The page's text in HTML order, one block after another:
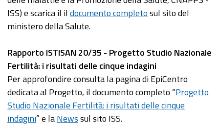
ISS) e scarica il ildocumento completosul sito del
ministero della Salute.
Rapporto ISTISAN 20/35 - Progetto Studio Nazionale
Fertilità: i risultati delle cinque indagini
Per approfondire consulta la pagina di EpiCentro
dedicata al Progetto, il documento completo “Progetto
Studio Nazionale Fertilità: i risultati delle cinque
indagini” e laNewssul sito ISS.